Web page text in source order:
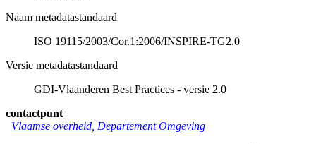
Naam metadatastandaard
ISO 19115/2003/Cor.1:2006/INSPIRE-TG2.0
Versie metadatastandaard
GDI-Vlaanderen Best Practices - versie 2.0
contactpunt
Vlaamse overheid, Departement Omgeving